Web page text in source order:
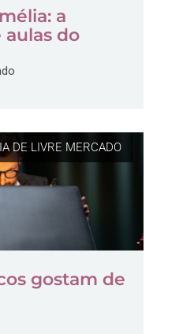
a
do
DE LIVRE MERCADO
gostam de